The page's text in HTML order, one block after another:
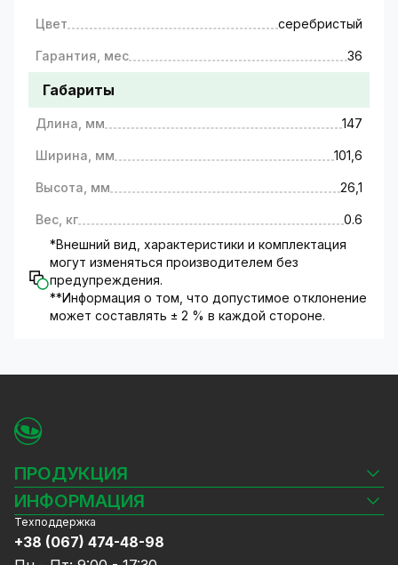
Цвет серебристый
Гарантия, мес 36
Габариты
Длина, мм 147
Ширина, мм 101,6
Высота, мм 26,1
Вес, кг
0.6
*Внешний вид, характеристики и комплектация
могут изменяться производителем без
предупреждения.
**Информация о том, что допустимое отклонение
может составлять ± 2 % в каждой стороне.
ПРОДУКЦИЯ
Камеры видеонаблюдения
Видеорегистраторы
Комплекты видеонаблюдения
СКУД
ИНФОРМАЦИЯ
Блог
Доставка и оплата
Техподдержка
+38 (067) 474-48-98